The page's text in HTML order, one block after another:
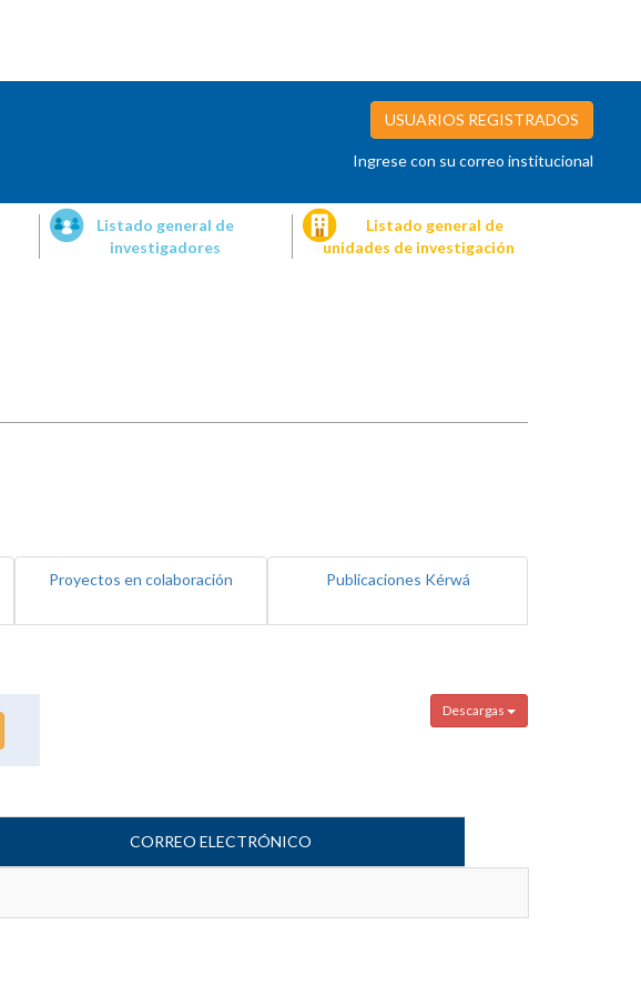
USUARIOS REGISTRADOS
Ingrese con su correo institucional
Listado general de
investigadores
Listado general de
unidades de investigación
Proyectos en colaboración Publicaciones Kérwá
Descargas
CORREO ELECTRÓNICO